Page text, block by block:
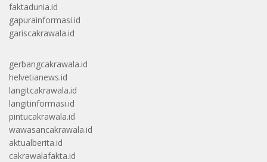
faktadunia.id
gapurainformasi.id
gariscakrawala.id
gerbangcakrawala.id
helvetianews.id
langitcakrawala.id
langitinformasi.id
pintucakrawala.id
wawasancakrawala.id
aktualberita.id
cakrawalafakta.id